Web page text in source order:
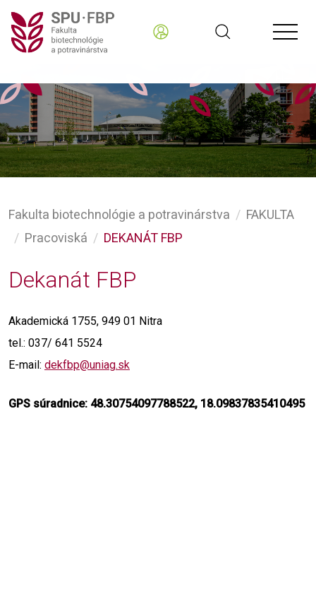
Fakulta biotechnológie a potravinárstva
FAKULTA
Pracoviská
DEKANÁT FBP
Dekanát FBP
Akademická 1755, 949 01 Nitra
tel.: 037/ 641 5524
E-mail: dekfbp@uniag.sk
GPS súradnice: 48.30754097788522, 18.09837835410495